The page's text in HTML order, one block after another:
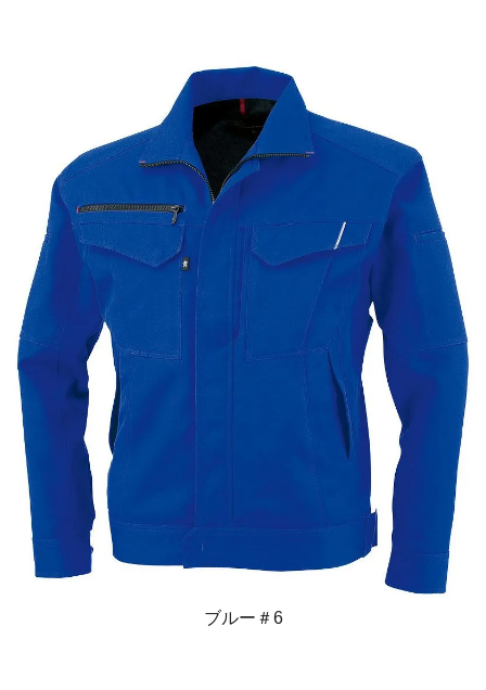
ブルー＃6